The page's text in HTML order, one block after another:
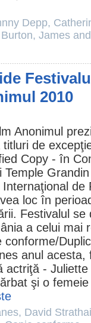
Depp,
, James
2010
Anonimul
de
Copy - în
Temple Grandin
de
loc în
Festivalul se
a celui mai
conforme/
anul acesta,
actriţă - Juliette
şi o
, David